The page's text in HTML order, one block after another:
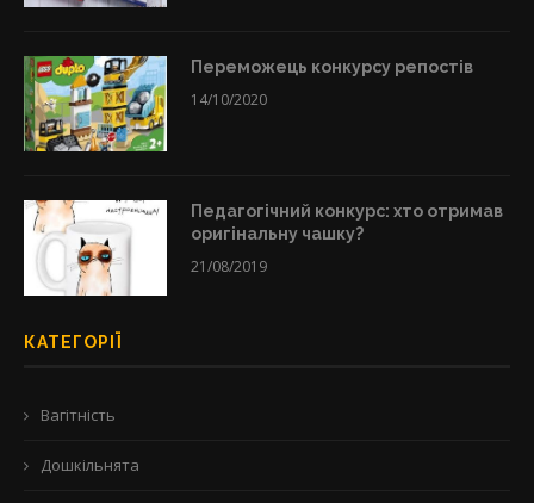
Переможець конкурсу репостів
14/10/2020
Педагогічний конкурс: хто отримав
оригінальну чашку?
21/08/2019
КАТЕГОРІЇ
Вагітність
Дошкільнята